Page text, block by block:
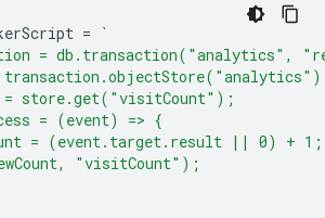
=
`
= db.transaction("analytics",
store.get("visitCount");
= (event) => {
= (event.target.result || 0) + 1;
"visitCount");